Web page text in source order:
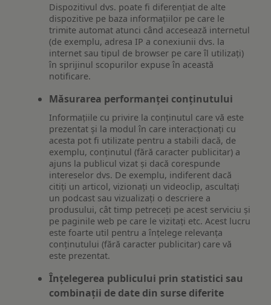
Dispozitivul dvs. poate fi diferențiat de alte
dispozitive pe baza informațiilor pe care le
trimite automat atunci când accesează internetul
(de exemplu, adresa IP a conexiunii dvs. la
internet sau tipul de browser pe care îl utilizați)
în sprijinul scopurilor expuse în această
notificare.
Măsurarea performanței conținutului
Informațiile cu privire la conținutul care vă este
prezentat și la modul în care interacționați cu
acesta pot fi utilizate pentru a stabili dacă, de
exemplu, conținutul (fără caracter publicitar) a
ajuns la publicul vizat și dacă corespunde
intereselor dvs. De exemplu, indiferent dacă
citiți un articol, vizionați un videoclip, ascultați
un podcast sau vizualizați o descriere a
produsului, cât timp petreceți pe acest serviciu și
pe paginile web pe care le vizitați etc. Acest lucru
este foarte util pentru a înțelege relevanța
conținutului (fără caracter publicitar) care vă
este prezentat.
Înțelegerea publicului prin statistici sau
combinații de date din surse diferite